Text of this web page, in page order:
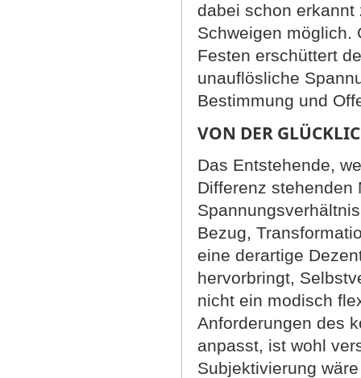
dabei schon erkannt
Schweigen möglich.
Festen erschüttert
unauflösliche
Bestimmung und
VON DER
Das Entstehende,
Differenz stehenden
Bezug,
eine derartige
hervorbringt,
nicht ein modisch
Anforderungen des
anpasst, ist wohl
Subjektivierung